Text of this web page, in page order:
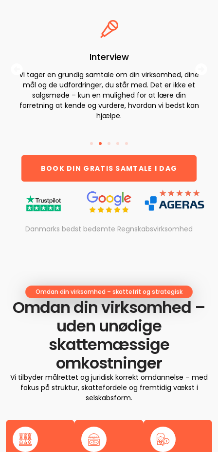
Interview
Vi tager en grundig samtale om din virksomhed, dine
mål og de udfordringer, du står med. Det er ikke et
salgsmøde – kun en mulighed for at lære din
forretning at kende og vurdere, hvordan vi bedst kan
hjælpe.
BOOK DIN GRATIS SAMTALE I DAG
Danmarks bedst bedømte Regnskabsvirksomhed
Omdan din virksomhed – skattefrit og strategisk
Omdan din virksomhed –
uden unødige
skattemæssige
omkostninger
Vi tilbyder målrettet og juridisk korrekt omdannelse – med
fokus på struktur, skattefordele og fremtidig vækst i
selskabsform.